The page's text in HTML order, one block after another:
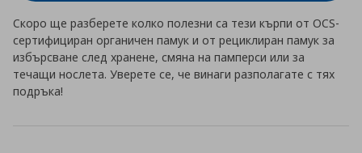
Скоро ще разберете колко полезни са тези кърпи от OCS-
сертифициран органичен памук и от рециклиран памук за
избърсване след хранене, смяна на памперси или за
течащи нослета. Уверете се, че винаги разполагате с тях
подръка!